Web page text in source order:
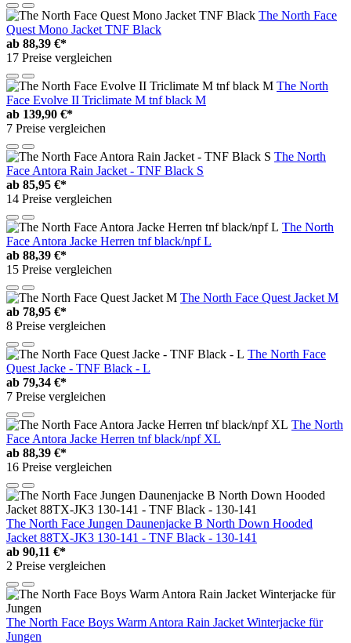
The North Face
Quest Mono Jacket TNF Black
ab 88,39 €*
17 Preise vergleichen
The North
Face Evolve II Triclimate M tnf black M
ab 139,90 €*
7 Preise vergleichen
The North
Face Antora Rain Jacket - TNF Black S
ab 85,95 €*
14 Preise vergleichen
The North
Face Antora Jacke Herren tnf black/npf L
ab 88,39 €*
15 Preise vergleichen
The North Face Quest Jacket M
ab 78,95 €*
8 Preise vergleichen
The North Face
Quest Jacke - TNF Black - L
ab 79,34 €*
7 Preise vergleichen
The North
Face Antora Jacke Herren tnf black/npf XL
ab 88,39 €*
16 Preise vergleichen
The North Face Jungen Daunenjacke B North Down Hooded
Jacket 88TX-JK3 130-141 - TNF Black - 130-141
ab 90,11 €*
2 Preise vergleichen
The North Face Boys Warm Antora Rain Jacket Winterjacke für
Jungen